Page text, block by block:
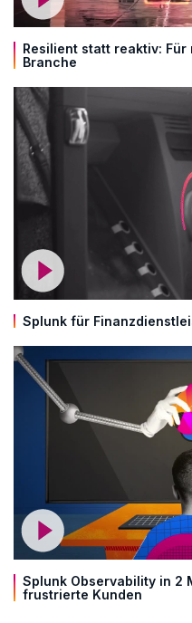
Resilient statt reaktiv:
Branche
Splunk für
Splunk Observability in 2
frustrierte Kunden